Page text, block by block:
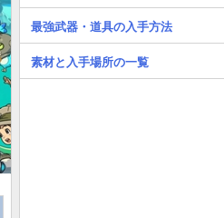
最強武器・道具の入手方法
素材と入手場所の一覧